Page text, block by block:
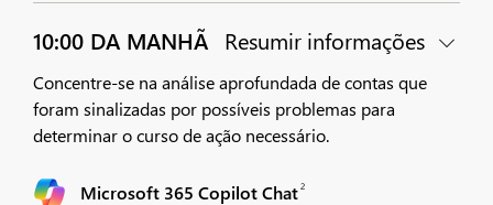
10:00 DA MANHÃ Resumir informações
Concentre-se na análise aprofundada de contas que
foram sinalizadas por possíveis problemas para
determinar o curso de ação necessário.
Microsoft 365 Copilot Chat2